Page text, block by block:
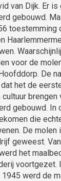
van Dijk. Er
gebouwd.
toestemming
voor de
De
het de
brengen
gebouwd. In
die
De molen
geweest.
het
voortgezet.
werd de